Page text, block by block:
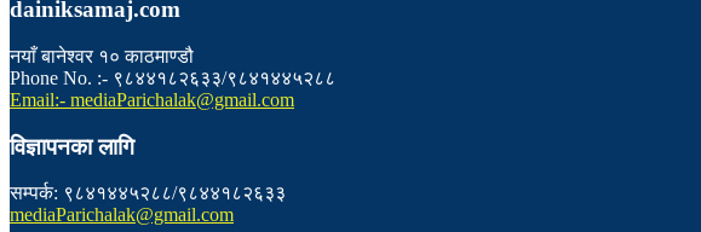
dainiksamaj.com
नयाँ बानेश्वर १० काठमाण्डौ
Phone No. :- ९८४४१८२६३३/९८४१४४५२८८
Email:- mediaParichalak@gmail.com
विज्ञापनका लागि
सम्पर्क: ९८४१४४५२८८/९८४४१८२६३३
mediaParichalak@gmail.com